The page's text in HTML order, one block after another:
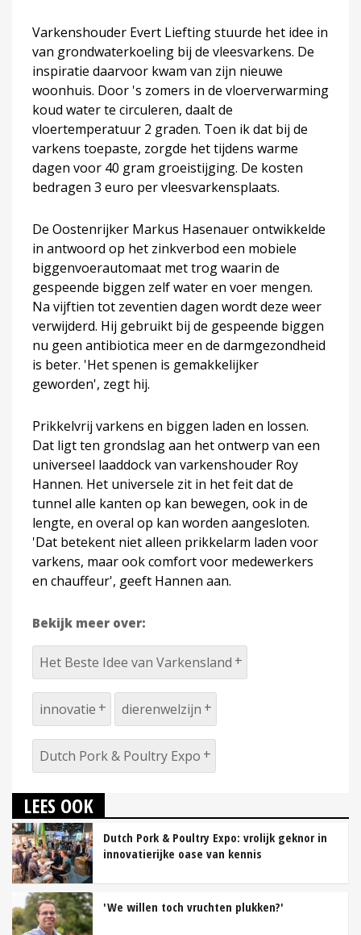
Varkenshouder Evert Liefting stuurde het idee in
van grondwaterkoeling bij de vleesvarkens. De
inspiratie daarvoor kwam van zijn nieuwe
woonhuis. Door 's zomers in de vloerverwarming
koud water te circuleren, daalt de
vloertemperatuur 2 graden. Toen ik dat bij de
varkens toepaste, zorgde het tijdens warme
dagen voor 40 gram groeistijging. De kosten
bedragen 3 euro per vleesvarkensplaats.
De Oostenrijker Markus Hasenauer ontwikkelde
in antwoord op het zinkverbod een mobiele
biggenvoerautomaat met trog waarin de
gespeende biggen zelf water en voer mengen.
Na vijftien tot zeventien dagen wordt deze weer
verwijderd. Hij gebruikt bij de gespeende biggen
nu geen antibiotica meer en de darmgezondheid
is beter. 'Het spenen is gemakkelijker
geworden', zegt hij.
Prikkelvrij varkens en biggen laden en lossen.
Dat ligt ten grondslag aan het ontwerp van een
universeel laaddock van varkenshouder Roy
Hannen. Het universele zit in het feit dat de
tunnel alle kanten op kan bewegen, ook in de
lengte, en overal op kan worden aangesloten.
'Dat betekent niet alleen prikkelarm laden voor
varkens, maar ook comfort voor medewerkers
en chauffeur', geeft Hannen aan.
Bekijk meer over:
Het Beste Idee van Varkensland
innovatie dierenwelzijn
Dutch Pork & Poultry Expo
LEES OOK
Dutch Pork & Poultry Expo: vrolijk geknor in
innovatierijke oase van kennis
'We willen toch vruchten plukken?'